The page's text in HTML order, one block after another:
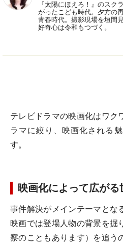
『太陽にほえろ！』のスク
がったこども時代。夕方の
青春時代。撮影現場を垣間
好奇心は令和もつづく。
テレビドラマの映画化はワク
ラマに絞り、映画化される
す。
映画化によって広がる
事件解決がメインテーマとな
映画では登場人物の背景を掘
察のこともあります）を追う